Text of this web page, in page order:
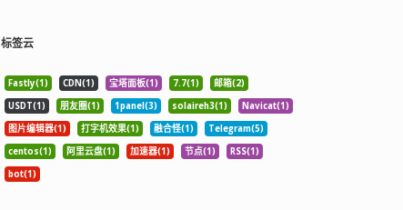
标签云
Fastly(1) CDN(1) 宝塔面板(1) 7.7(1)
邮箱(2)
USDT(1)
朋友圈(1) 1panel(3) solaireh3(1)
Navicat(1)
图片编辑器(1)
打字机效果(1) 融合怪(1)
Telegram(5)
centos(1)
阿里云盘(1) 加速器(1) 节点(1)
RSS(1)
bot(1)